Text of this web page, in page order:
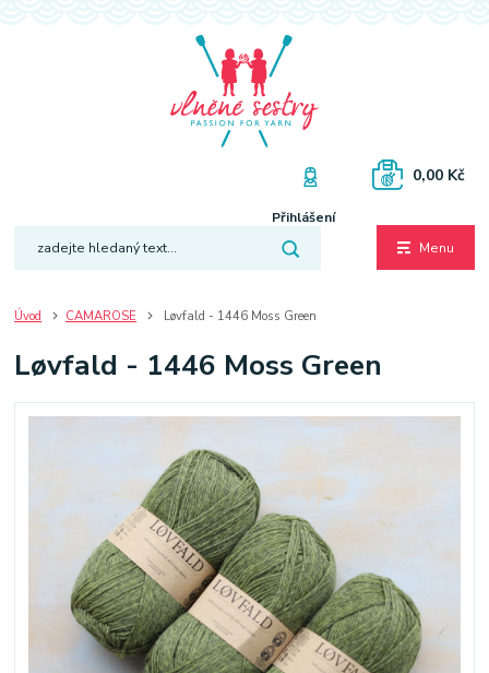
Menu
Přihlášení
0,00 Kč
Úvod CAMAROSE Løvfald - 1446 Moss Green
Løvfald - 1446 Moss Green